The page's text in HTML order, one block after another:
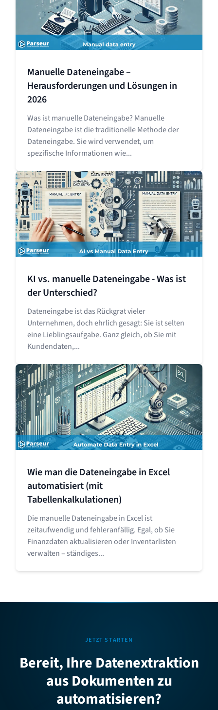
Manuelle Dateneingabe –
Herausforderungen und Lösungen in
2026
Was ist manuelle Dateneingabe? Manuelle
Dateneingabe ist die traditionelle Methode der
Dateneingabe. Sie wird verwendet, um
spezifische Informationen wie...
KI vs. manuelle Dateneingabe - Was ist
der Unterschied?
Dateneingabe ist das Rückgrat vieler
Unternehmen, doch ehrlich gesagt: Sie ist selten
eine Lieblingsaufgabe. Ganz gleich, ob Sie mit
Kundendaten,...
Wie man die Dateneingabe in Excel
automatisiert (mit
Tabellenkalkulationen)
Die manuelle Dateneingabe in Excel ist
zeitaufwendig und fehleranfällig. Egal, ob Sie
Finanzdaten aktualisieren oder Inventarlisten
verwalten – ständiges...
JETZT STARTEN
Bereit, Ihre Datenextraktion
aus Dokumenten zu
automatisieren?